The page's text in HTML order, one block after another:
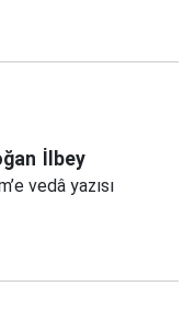
İlbey
vedâ yazısı